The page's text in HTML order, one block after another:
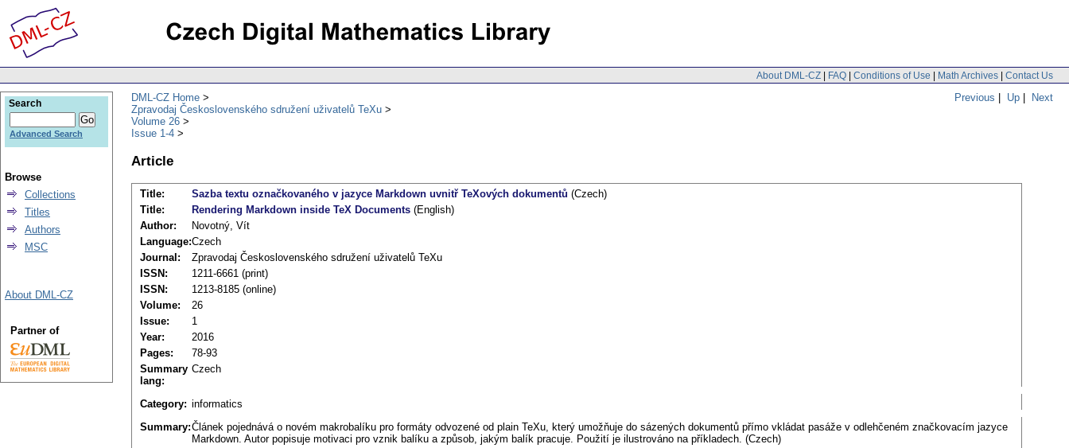
About DML-CZ | FAQ | Conditions of Use | Math Archives | Contact Us
Previous | Up | Next
DML-CZ Home
Zpravodaj Československého sdružení uživatelů TeXu
Volume 26
Issue 1-4
Article
Title: Sazba textu označkovaného v jazyce Markdown uvnitř TeXových dokumentů (Czech)
Title:
Rendering Markdown inside TeX Documents (English)
Author:
Novotný, Vít
Language:Czech
Journal:
Zpravodaj Československého sdružení uživatelů TeXu
ISSN:
1211-6661 (print)
ISSN:
1213-8185 (online)
Volume:
26
Issue:
1
Year:
2016
Pages:
78-93
Summary
lang:
Czech
Category: informatics
Summary:Článek pojednává o novém makrobalíku pro formáty odvozené od plain TeXu, který umožňuje do sázených dokumentů přímo vkládat pasáže v odlehčeném značkovacím jazyce
Markdown. Autor popisuje motivaci pro vznik balíku a způsob, jakým balík pracuje. Použití je ilustrováno na příkladech. (Czech)
Search
Advanced Search
Browse
Collections
Titles
Authors
MSC
About DML-CZ
Partner of